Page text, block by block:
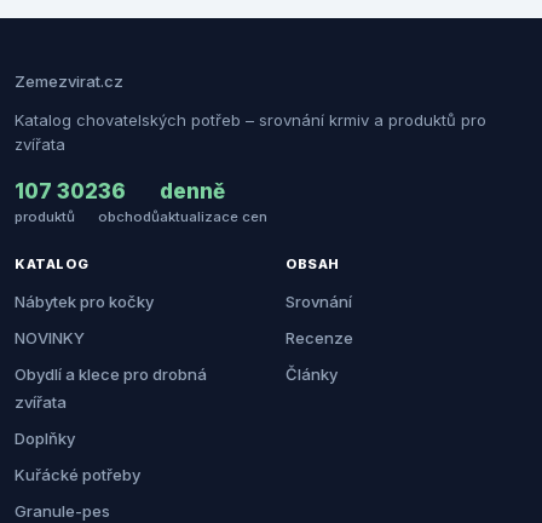
Zemezvirat.cz
Katalog chovatelských potřeb – srovnání krmiv a produktů pro
zvířata
107 302
produktů
36
obchodů
denně
aktualizace cen
KATALOG
Nábytek pro kočky
NOVINKY
Obydlí a klece pro drobná
zvířata
Doplňky
Kuřácké potřeby
Granule-pes
OBSAH
Srovnání
Recenze
Články